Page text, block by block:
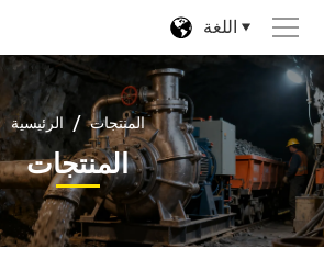
اللغة
الرئيسية / المنتجات
المنتجات